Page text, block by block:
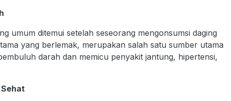
umum ditemui setelah seseorang mengonsumsi daging
yang berlemak, merupakan salah satu sumber utama
darah dan memicu penyakit jantung, hipertensi,